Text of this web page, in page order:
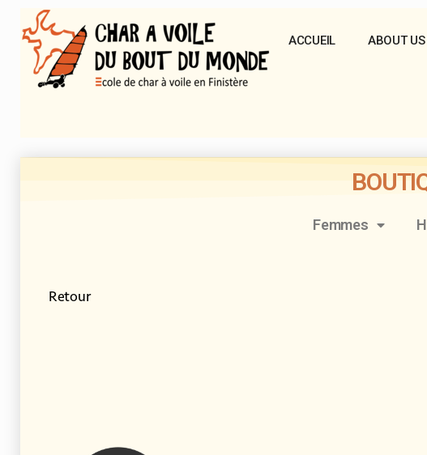
ACCUEIL ABOUT US
Femmes
Retour